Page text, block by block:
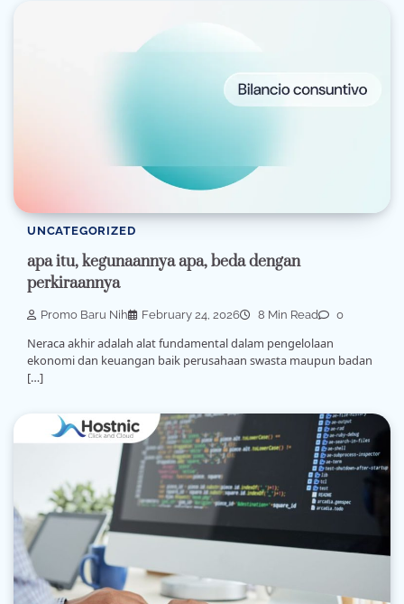
UNCATEGORIZED
apa itu, kegunaannya apa, beda dengan
perkiraannya
Promo Baru Nih February 24, 2026 8 Min Read 0
Neraca akhir adalah alat fundamental dalam pengelolaan
ekonomi dan keuangan baik perusahaan swasta maupun badan
[…]